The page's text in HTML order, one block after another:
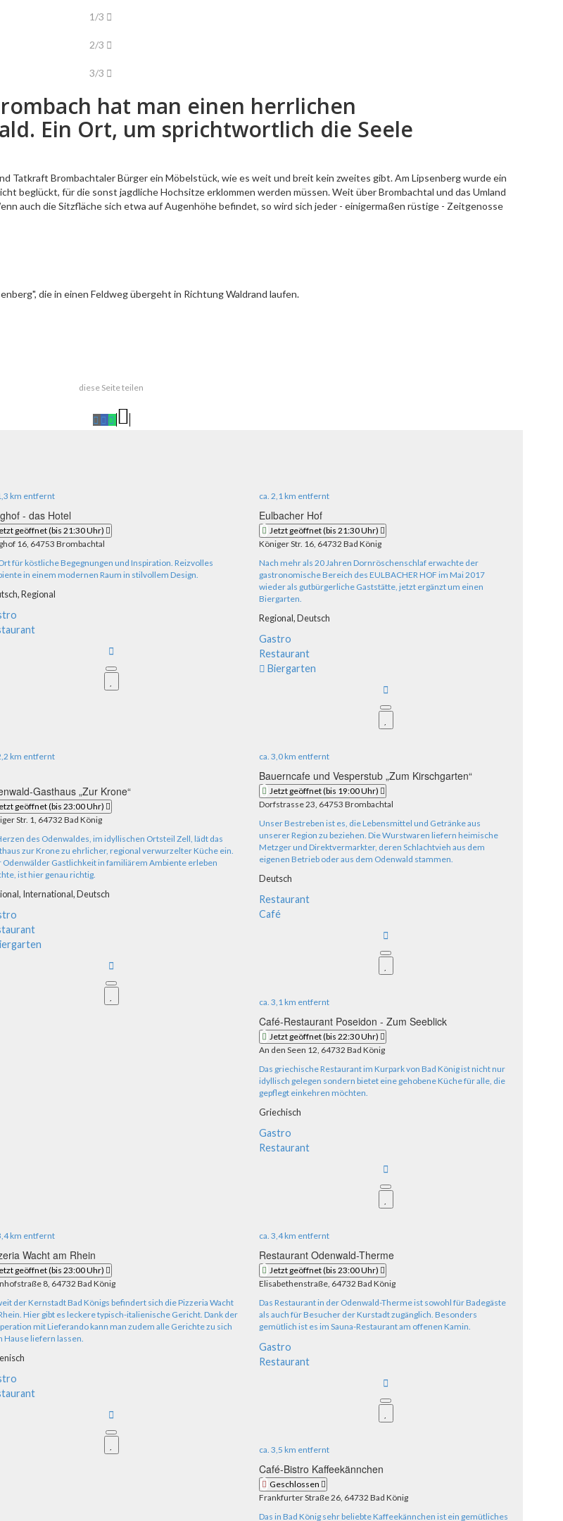
1/3
2/3
3/3
hat man einen herrlichen
Ein Ort, um sprichtwortlich die Seele
Tatkraft Brombachtaler Bürger ein Möbelstück, wie es weit und breit kein zweites gibt. Am Lipsenberg wurde ein
beglückt, für die sonst jagdliche Hochsitze erklommen werden müssen. Weit über Brombachtal und das Umland
auch die Sitzfläche sich etwa auf Augenhöhe befindet, so wird sich jeder - einigermaßen rüstige - Zeitgenosse
die in einen Feldweg übergeht in Richtung Waldrand laufen.
diese Seite teilen
km entfernt
- das Hotel
geöffnet(bis 21:30 Uhr)
16, 64753 Brombachtal
für köstliche Begegnungen und Inspiration. Reizvolles
in einem modernen Raum in stilvollem Design.
Regional
ca. 2,1 km entfernt
Eulbacher Hof
Jetzt geöffnet(bis 21:30 Uhr)
Königer Str. 16, 64732 Bad König
Nach mehr als 20 Jahren Dornröschenschlaf erwachte der
gastronomische Bereich des EULBACHER HOF im Mai 2017
wieder als gutbürgerliche Gaststätte, jetzt ergänzt um einen
Biergarten.
Regional,Deutsch
Gastro
Restaurant
Biergarten
km entfernt
Gasthaus „Zur Krone“
geöffnet(bis 23:00 Uhr)
Str. 1, 64732 Bad König
des Odenwaldes, im idyllischen Ortsteil Zell, lädt das
zur Krone zu ehrlicher, regional verwurzelter Küche ein.
Odenwälder Gastlichkeit in familiärem Ambiente erleben
ist hier genau richtig.
International,Deutsch
ca. 3,0 km entfernt
Bauerncafe und Vesperstub „Zum Kirschgarten“
Jetzt geöffnet(bis 19:00 Uhr)
Dorfstrasse 23, 64753 Brombachtal
Unser Bestreben ist es, die Lebensmittel und Getränke aus
unserer Region zu beziehen. Die Wurstwaren liefern heimische
Metzger und Direktvermarkter, deren Schlachtvieh aus dem
eigenen Betrieb oder aus dem Odenwald stammen.
Deutsch
Restaurant
Café
ca. 3,1 km entfernt
Café-Restaurant Poseidon - Zum Seeblick
Jetzt geöffnet(bis 22:30 Uhr)
An den Seen 12, 64732 Bad König
Das griechische Restaurant im Kurpark von Bad König ist nicht nur
idyllisch gelegen sondern bietet eine gehobene Küche für alle, die
gepflegt einkehren möchten.
Griechisch
Gastro
Restaurant
km entfernt
Wacht am Rhein
geöffnet(bis 23:00 Uhr)
8, 64732 Bad König
der Kernstadt Bad Königs befindert sich die Pizzeria Wacht
Hier gibt es leckere typisch-italienische Gericht. Dank der
mit Lieferando kann man zudem alle Gerichte zu sich
Hause liefern lassen.
ca. 3,4 km entfernt
Restaurant Odenwald-Therme
Jetzt geöffnet(bis 23:00 Uhr)
Elisabethenstraße, 64732 Bad König
Das Restaurant in der Odenwald-Therme ist sowohl für Badegäste
als auch für Besucher der Kurstadt zugänglich. Besonders
gemütlich ist es im Sauna-Restaurant am offenen Kamin.
Gastro
Restaurant
ca. 3,5 km entfernt
Café-Bistro Kaffeekännchen
Geschlossen
Frankfurter Straße 26, 64732 Bad König
Das in Bad König sehr beliebte Kaffeekännchen ist ein gemütliches